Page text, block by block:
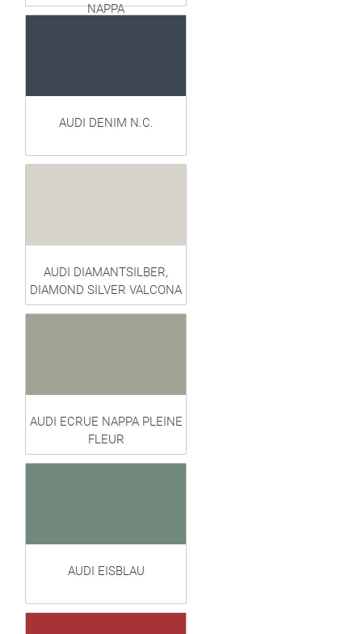
NAPPA
AUDI DENIM N.C.
AUDI DIAMANTSILBER,
DIAMOND SILVER VALCONA
AUDI ECRUE NAPPA PLEINE
FLEUR
AUDI EISBLAU